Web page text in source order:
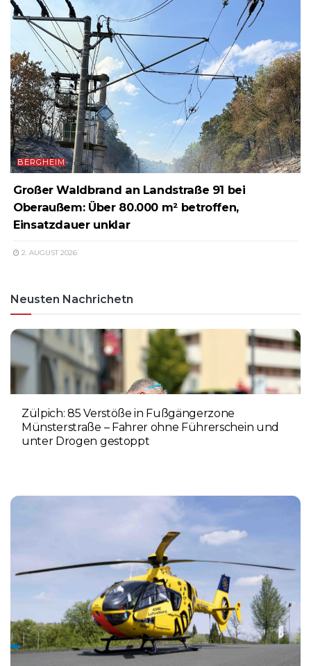
BERGHEIM
Großer Waldbrand an Landstraße 91 bei
Oberaußem: Über 80.000 m² betroffen,
Einsatzdauer unklar
2. AUGUST 2026
Neusten Nachrichetn
Zülpich: 85 Verstöße in Fußgängerzone
Münsterstraße – Fahrer ohne Führerschein und
unter Drogen gestoppt